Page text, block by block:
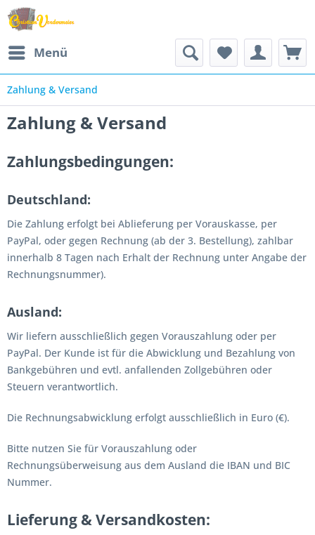
Menü
Zahlung & Versand
Zahlung & Versand
Zahlungsbedingungen:
Deutschland:
Die Zahlung erfolgt bei Ablieferung per Vorauskasse, per
PayPal, oder gegen Rechnung (ab der 3. Bestellung), zahlbar
innerhalb 8 Tagen nach Erhalt der Rechnung unter Angabe der
Rechnungsnummer).
Ausland:
Wir liefern ausschließlich gegen Vorauszahlung oder per
PayPal. Der Kunde ist für die Abwicklung und Bezahlung von
Bankgebühren und evtl. anfallenden Zollgebühren oder
Steuern verantwortlich.
Die Rechnungsabwicklung erfolgt ausschließlich in Euro (€).
Bitte nutzen Sie für Vorauszahlung oder
Rechnungsüberweisung aus dem Ausland die IBAN und BIC
Nummer.
Lieferung & Versandkosten: